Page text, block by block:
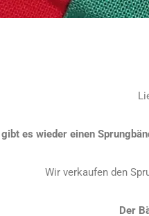
gibt es wieder einen
Wir verkaufen den
Der